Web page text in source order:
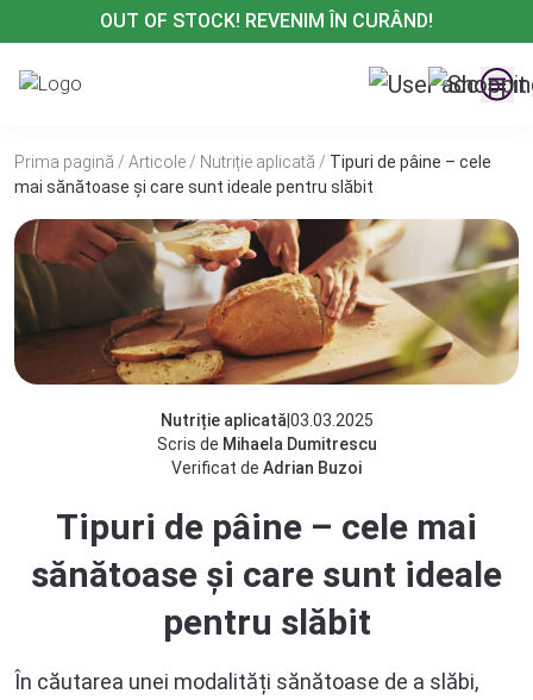
la
conținut
OUT OF STOCK! REVENIM ÎN CURÂND!
Prima pagină / Articole / Nutriție aplicată / Tipuri de pâine – cele
mai sănătoase și care sunt ideale pentru slăbit
Nutriție aplicată 03.03.2025
Scris de Mihaela Dumitrescu
Verificat de Adrian Buzoi
Tipuri de pâine – cele mai
sănătoase și care sunt ideale
pentru slăbit
În căutarea unei modalități sănătoase de a slăbi,